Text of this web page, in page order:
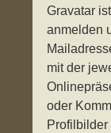
Gravatar
anmelden
mit der
oder